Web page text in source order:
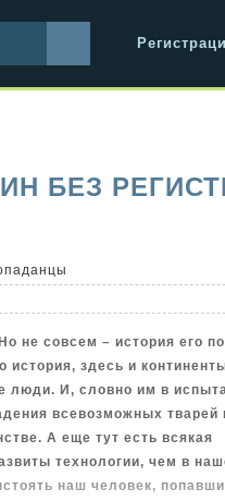
БЕЗ
не совсем – история его
история, здесь и
люди. И, словно им в
всевозможных тварей
А еще тут есть всякая
технологии, чем в
наш человек,